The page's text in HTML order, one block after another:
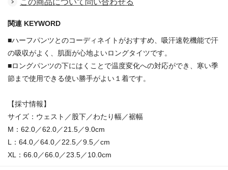
関連 KEYWORD
■ハーフパンツとのコーディネイトがおすすめ、吸汗速乾機能で汗
の吸収がよく、肌面が心地よいロングタイツです。
■ロングパンツの下にはくことで温度変化への対応ができ、寒い季
節まで使用できる使い勝手がよい１着です。
【採寸情報】
サイズ：ウェスト／股下／わたり幅／裾幅
M：62.0／62.0／21.5／9.0cm
L：64.0／64.0／22.5／9.5／cm
XL：66.0／66.0／23.5／10.0cm